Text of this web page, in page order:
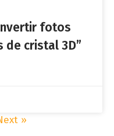
fotos
de cristal 3D”
»